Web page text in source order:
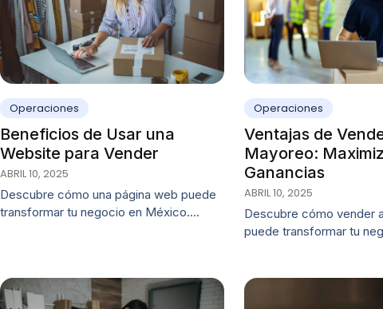
Operaciones
Beneficios de Usar una
Website para Vender
ABRIL 10, 2025
Descubre cómo una página web puede
transformar tu negocio en México.…
Operaciones
Ventajas de
Mayoreo:
Ganancias
ABRIL 10, 2025
Descubre cómo vender
puede transformar tu